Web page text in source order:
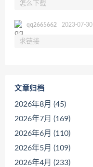
怎么下载
qq2665662 2023-07-
求链接
文章归档
2026年8月 (45)
2026年7月 (169)
2026年6月 (110)
2026年5月 (109)
2026年4月 (233)